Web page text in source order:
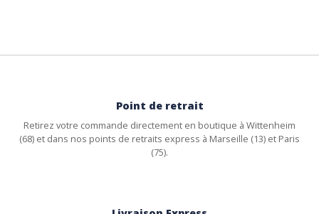
Point de retrait
Retirez votre commande directement en boutique à Wittenheim
(68) et dans nos points de retraits express à Marseille (13) et Paris
(75).